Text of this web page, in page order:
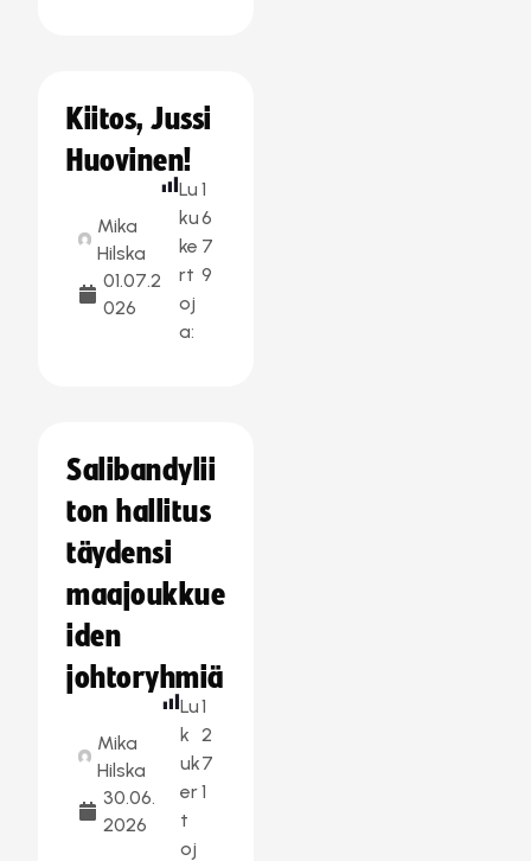
Kiitos, Jussi
Huovinen!
Mika
Hilska
01.07.2
026
Lu
ku
ke
rt
oj
a:
1
6
7
9
Salibandylii
ton hallitus
täydensi
maajoukkue
iden
johtoryhmiä
Mika
Hilska
30.06.
2026
Lu
k
uk
er
t
oj
1
2
7
1